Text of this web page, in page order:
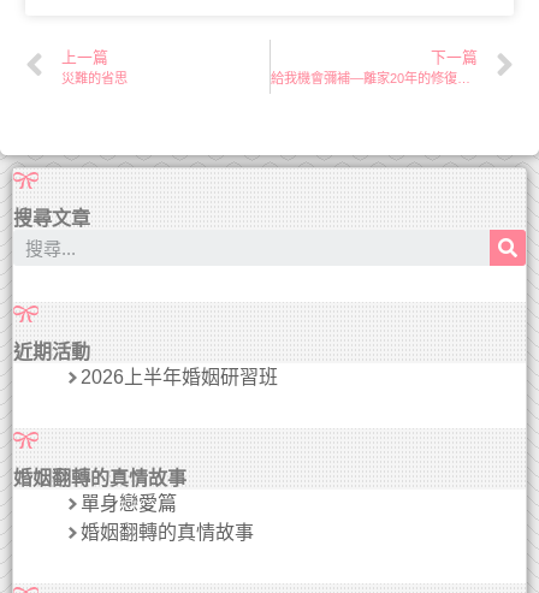
上一篇
災難的省思
下一篇
給我機會彌補—離家20年的修復見證
搜尋文章
近期活動
2026上半年婚姻研習班
婚姻翻轉的真情故事
單身戀愛篇
婚姻翻轉的真情故事